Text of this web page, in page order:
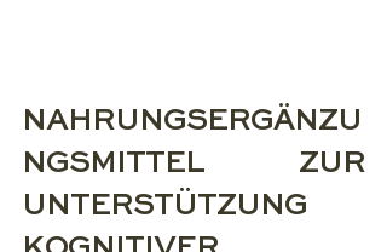
NAHRUNGSERGÄNZU
NGSMITTEL ZUR
UNTERSTÜTZUNG